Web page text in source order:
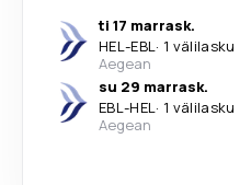
ti 17 marrask.
HEL-EBL· 1 välilasku
Aegean
su 29 marrask.
EBL-HEL· 1 välilasku
Aegean